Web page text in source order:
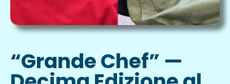
“Grande Chef” —